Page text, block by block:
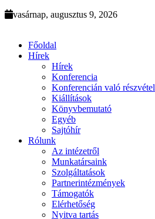
vasárnap, augusztus 9, 2026
Főoldal
Hírek
Hírek
Konferencia
Konferencián való részvétel
Kiállítások
Könyvbemutató
Egyéb
Sajtóhír
Rólunk
Az intézetről
Munkatársaink
Szolgáltatások
Partnerintézmények
Támogatók
Elérhetőség
Nyitva tartás